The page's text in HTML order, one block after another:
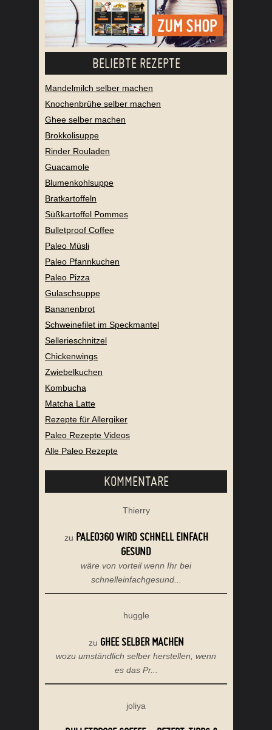
BELIEBTE REZEPTE
Mandelmilch selber machen
Knochenbrühe selber machen
Ghee selber machen
Brokkolisuppe
Rinder Rouladen
Guacamole
Blumenkohlsuppe
Bratkartoffeln
Süßkartoffel Pommes
Bulletproof Coffee
Paleo Müsli
Paleo Pfannkuchen
Paleo Pizza
Gulaschsuppe
Bananenbrot
Schweinefilet im Speckmantel
Sellerieschnitzel
Chickenwings
Zwiebelkuchen
Kombucha
Matcha Latte
Rezepte für Allergiker
Paleo Rezepte Videos
Alle Paleo Rezepte
KOMMENTARE
Thierry
zu PALEO360 WIRD SCHNELL EINFACH
GESUND
wäre von vorteil wenn Ihr bei
schnelleinfachgesund...
huggle
zu GHEE SELBER MACHEN
wozu umständlich selber herstellen, wenn
es das Pr...
joliya